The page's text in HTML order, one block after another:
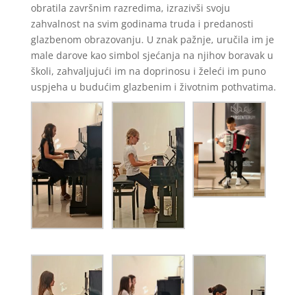
obratila završnim razredima, izrazivši svoju
zahvalnost na svim godinama truda i predanosti
glazbenom obrazovanju. U znak pažnje, uručila im je
male darove kao simbol sjećanja na njihov boravak u
školi, zahvaljujući im na doprinosu i želeći im puno
uspjeha u budućim glazbenim i životnim pothvatima.